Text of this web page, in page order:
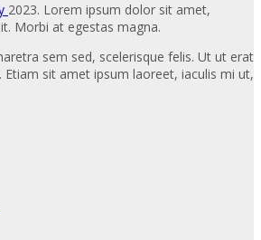
2023. Lorem ipsum dolor sit amet,
Morbi at egestas magna.
sem sed, scelerisque felis. Ut ut erat
Etiam sit amet ipsum laoreet, iaculis mi ut,